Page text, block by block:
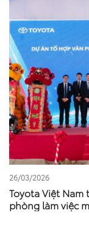
26/03/2026
Toyota Việt Nam
phòng làm việc